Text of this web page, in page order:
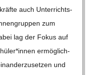
auch Unter­richts­
zum
lag der Fokus auf
ermög­lich­
und